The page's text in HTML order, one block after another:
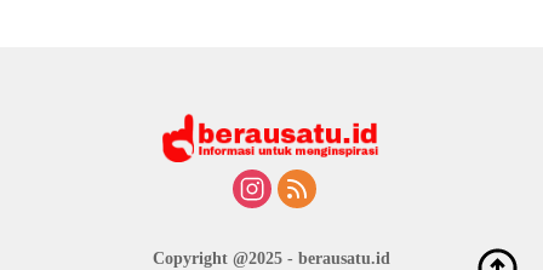
Copyright @2025 - berausatu.id